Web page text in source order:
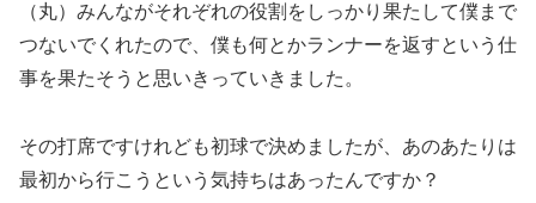
（丸）みんながそれぞれの役割をしっかり果たして僕まで
つないでくれたので、僕も何とかランナーを返すという仕
事を果たそうと思いきっていきました。
その打席ですけれども初球で決めましたが、あのあたりは
最初から行こうという気持ちはあったんですか？